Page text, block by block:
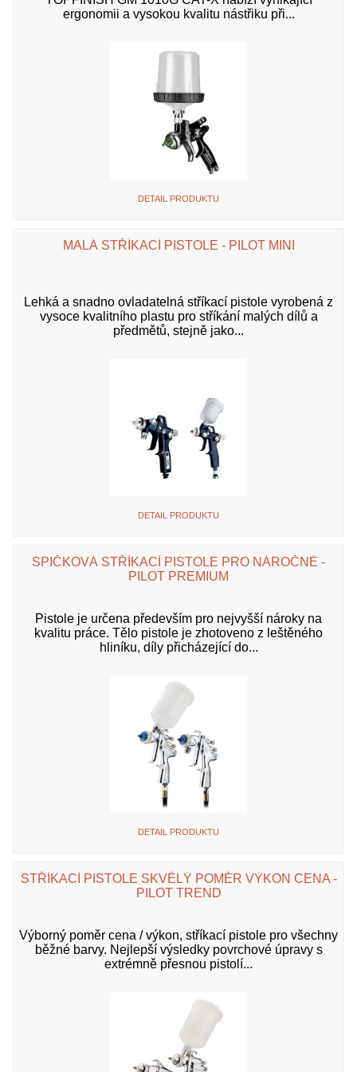
ergonomii a vysokou kvalitu nástřiku při...
DETAIL PRODUKTU
MALÁ STŘÍKACÍ PISTOLE - PILOT MINI
Lehká a snadno ovladatelná stříkací pistole vyrobená z
vysoce kvalitního plastu pro stříkání malých dílů a
předmětů, stejně jako...
DETAIL PRODUKTU
SPIČKOVÁ STŘÍKACÍ PISTOLE PRO NÁROČNÉ -
PILOT PREMIUM
Pistole je určena především pro nejvyšší nároky na
kvalitu práce. Tělo pistole je zhotoveno z leštěného
hliníku, díly přicházející do...
DETAIL PRODUKTU
STŘÍKACÍ PISTOLE SKVĚLÝ POMĚR VÝKON CENA -
PILOT TREND
Výborný poměr cena / výkon, stříkací pistole pro všechny
běžné barvy. Nejlepší výsledky povrchové úpravy s
extrémně přesnou pistolí...